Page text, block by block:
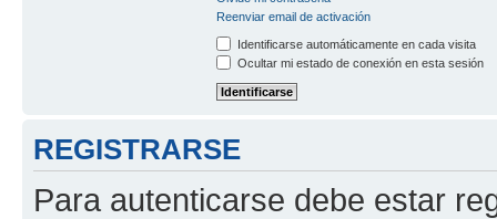
Reenviar email de activación
Identificarse automáticamente en cada visita
Ocultar mi estado de conexión en esta sesión
REGISTRARSE
Para autenticarse debe estar